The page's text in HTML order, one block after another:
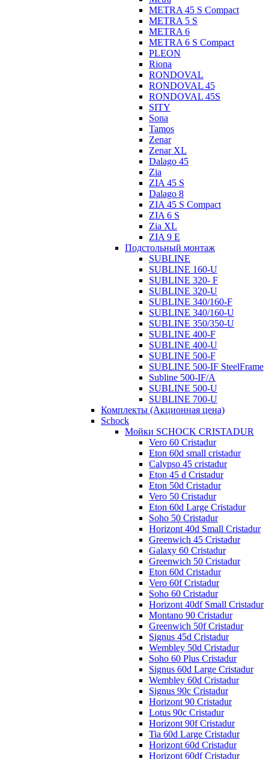
METRA 45 S Compact
METRA 5 S
METRA 6
METRA 6 S Compact
PLEON
Riona
RONDOVAL
RONDOVAL 45
RONDOVAL 45S
SITY
Sona
Tamos
Zenar
Zenar XL
Dalago 45
Zia
ZIA 45 S
Dalago 8
ZIA 45 S Compact
ZIA 6 S
Zia XL
ZIA 9 E
Подстольный монтаж
SUBLINE
SUBLINE 160-U
SUBLINE 320- F
SUBLINE 320-U
SUBLINE 340/160-F
SUBLINE 340/160-U
SUBLINE 350/350-U
SUBLINE 400-F
SUBLINE 400-U
SUBLINE 500-F
SUBLINE 500-IF SteelFrame
Subline 500-IF/A
SUBLINE 500-U
SUBLINE 700-U
Комплекты (Акционная цена)
Schock
Мойки SCHOCK CRISTADUR
Vero 60 Cristadur
Eton 60d small cristadur
Calypso 45 cristadur
Eton 45 d Cristadur
Eton 50d Cristadur
Vero 50 Cristadur
Eton 60d Large Cristadur
Soho 50 Cristadur
Horizont 40d Small Cristadur
Greenwich 45 Cristadur
Galaxy 60 Cristadur
Greenwich 50 Cristadur
Eton 60d Cristadur
Vero 60f Cristadur
Soho 60 Cristadur
Horizont 40df Small Cristadur
Montano 90 Cristadur
Greenwich 50f Cristadur
Signus 45d Cristadur
Wembley 50d Cristadur
Soho 60 Plus Cristadur
Signus 60d Large Cristadur
Wembley 60d Cristadur
Signus 90c Cristadur
Horizont 90 Cristadur
Lotus 90c Cristadur
Horizont 90f Cristadur
Tia 60d Large Cristadur
Horizont 60d Cristadur
Horizont 60df Cristadur